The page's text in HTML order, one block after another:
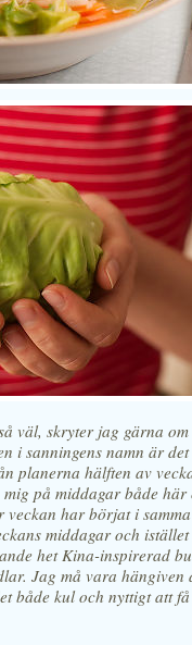
väl, skryter jag gärna
i sanningens namn är
planerna hälften av
på middagar både
veckan har börjat i
middagar och istället
het Kina-inspirerad
Jag må vara hängiven
både kul och nyttigt att